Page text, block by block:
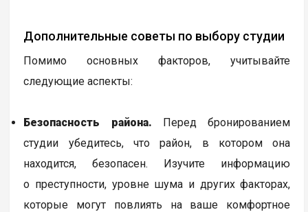
Дополнительные советы по выбору студии
Помимо основных факторов, учитывайте
следующие аспекты:
Безопасность района. Перед бронированием
студии убедитесь, что район, в котором она
находится, безопасен. Изучите информацию
о преступности, уровне шума и других факторах,
которые могут повлиять на ваше комфортное